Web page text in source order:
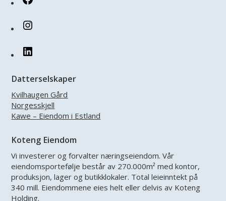
Datterselskaper
Kvilhaugen Gård
Norgesskjell
Kawe – Eiendom i Estland
Koteng Eiendom
Vi investerer og forvalter næringseiendom. Vår
eiendomsportefølje består av 270.000m² med kontor,
produksjon, lager og butikklokaler. Total leieinntekt på
340 mill. Eiendommene eies helt eller delvis av Koteng
Holding.